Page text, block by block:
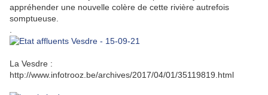
appréhender une nouvelle colère de cette rivière autrefois
somptueuse.
La Vesdre :
http://www.infotrooz.be/archives/2017/04/01/35119819.html